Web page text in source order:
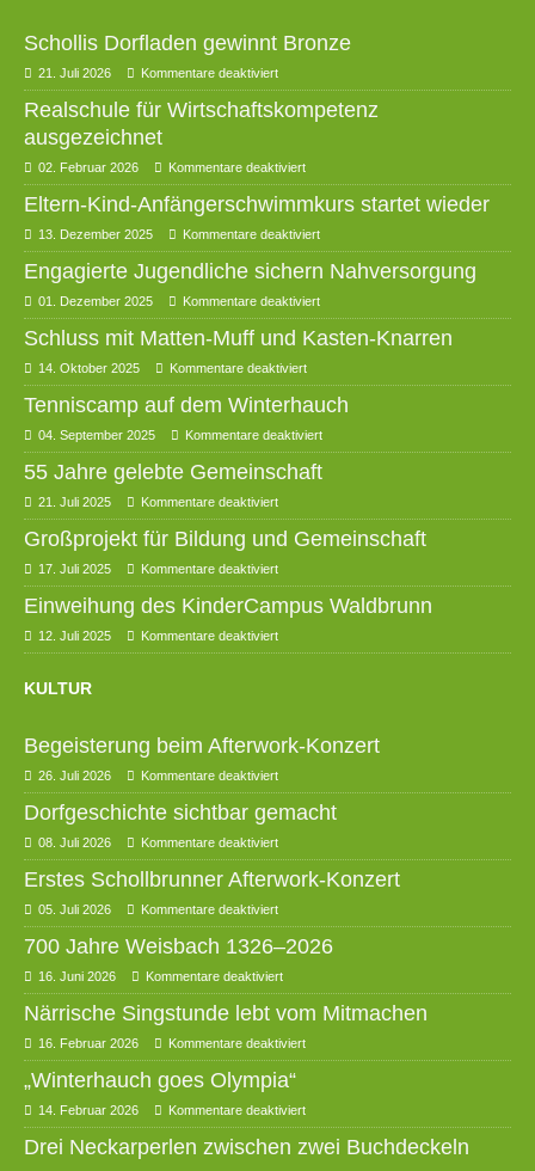
Schollis Dorfladen gewinnt Bronze
21. Juli 2026 Kommentare deaktiviert
Realschule für Wirtschaftskompetenz
ausgezeichnet
02. Februar 2026 Kommentare deaktiviert
Eltern-Kind-Anfängerschwimmkurs startet wieder
13. Dezember 2025 Kommentare deaktiviert
Engagierte Jugendliche sichern Nahversorgung
01. Dezember 2025 Kommentare deaktiviert
Schluss mit Matten-Muff und Kasten-Knarren
14. Oktober 2025 Kommentare deaktiviert
Tenniscamp auf dem Winterhauch
04. September 2025 Kommentare deaktiviert
55 Jahre gelebte Gemeinschaft
21. Juli 2025 Kommentare deaktiviert
Großprojekt für Bildung und Gemeinschaft
17. Juli 2025 Kommentare deaktiviert
Einweihung des KinderCampus Waldbrunn
12. Juli 2025 Kommentare deaktiviert
KULTUR
Begeisterung beim Afterwork-Konzert
26. Juli 2026 Kommentare deaktiviert
Dorfgeschichte sichtbar gemacht
08. Juli 2026 Kommentare deaktiviert
Erstes Schollbrunner Afterwork-Konzert
05. Juli 2026 Kommentare deaktiviert
700 Jahre Weisbach 1326–2026
16. Juni 2026 Kommentare deaktiviert
Närrische Singstunde lebt vom Mitmachen
16. Februar 2026 Kommentare deaktiviert
„Winterhauch goes Olympia“
14. Februar 2026 Kommentare deaktiviert
Drei Neckarperlen zwischen zwei Buchdeckeln